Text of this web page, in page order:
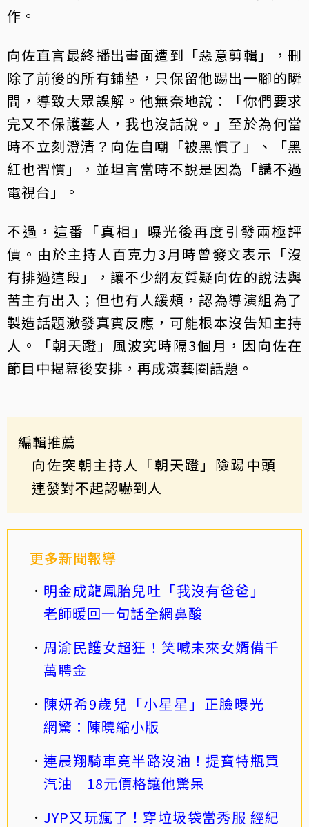
作。
向佐直言最終播出畫面遭到「惡意剪輯」，刪
除了前後的所有鋪墊，只保留他踢出一腳的瞬
間，導致大眾誤解。他無奈地說：「你們要求
完又不保護藝人，我也沒話說。」至於為何當
時不立刻澄清？向佐自嘲「被黑慣了」、「黑
紅也習慣」，並坦言當時不說是因為「講不過
電視台」。
不過，這番「真相」曝光後再度引發兩極評
價。由於主持人百克力3月時曾發文表示「沒
有排過這段」，讓不少網友質疑向佐的說法與
苦主有出入；但也有人緩頰，認為導演組為了
製造話題激發真實反應，可能根本沒告知主持
人。「朝天蹬」風波究時隔3個月，因向佐在
節目中揭幕後安排，再成演藝圈話題。
編輯推薦
向佐突朝主持人「朝天蹬」險踢中頭
連發對不起認嚇到人
更多新聞報導
明金成龍鳳胎兒吐「我沒有爸爸」
老師暖回一句話全網鼻酸
周渝民護女超狂！笑喊未來女婿備千
萬聘金
陳妍希9歲兒「小星星」正臉曝光
網驚：陳曉縮小版
連晨翔騎車竟半路沒油！提寶特瓶買
汽油 18元價格讓他驚呆
JYP又玩瘋了！穿垃圾袋當秀服 經紀